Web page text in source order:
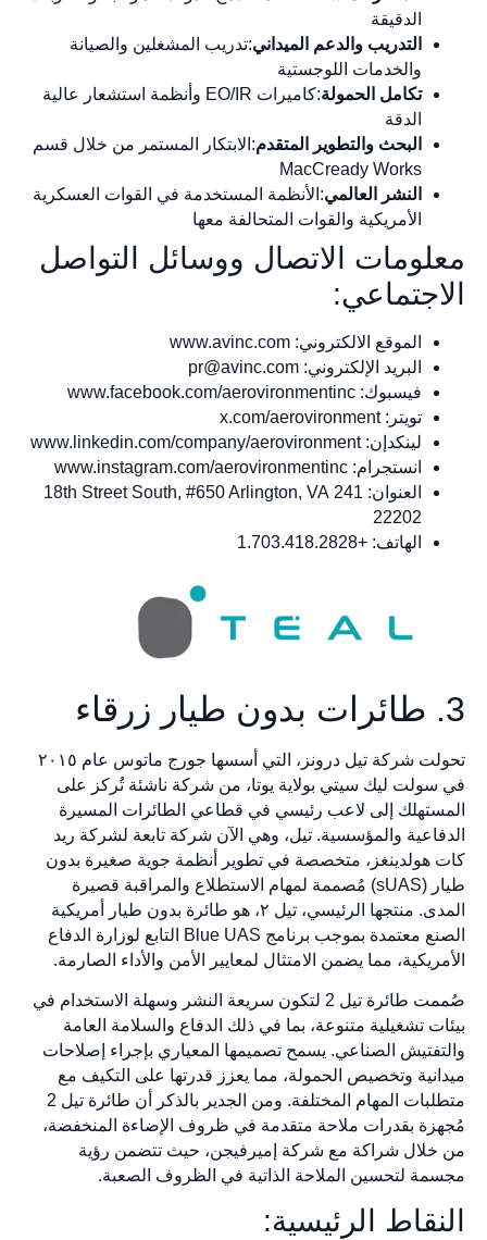
الدقيقة
التدريب والدعم الميداني:تدريب المشغلين والصيانة
والخدمات اللوجستية
تكامل الحمولة
:كاميرات EO/IR وأنظمة استشعار عالية
الدقة
البحث والتطوير المتقدم:الابتكار المستمر من خلال قسم
MacCready Works
النشر العالمي:الأنظمة المستخدمة في القوات العسكرية
الأمريكية والقوات المتحالفة معها
معلومات الاتصال ووسائل التواصل
الاجتماعي:
الموقع الالكتروني: www.avinc.com
البريد الإلكتروني: pr@avinc.com
فيسبوك: www.facebook.com/aerovironmentinc
تويتر: x.com/aerovironment
لينكدإن: www.linkedin.com/company/aerovironment
انستجرام: www.instagram.com/aerovironmentinc
العنوان: 241 18th Street South, #650 Arlington, VA
22202
الهاتف: +1.703.418.2828
3. طائرات بدون طيار زرقاء
تحولت شركة تيل درونز، التي أسسها جورج ماتوس عام ٢٠١٥
في سولت ليك سيتي بولاية يوتا، من شركة ناشئة تُركز على
المستهلك إلى لاعب رئيسي في قطاعي الطائرات المسيرة
الدفاعية والمؤسسية. تيل، وهي الآن شركة تابعة لشركة ريد
كات هولدينغز، متخصصة في تطوير أنظمة جوية صغيرة بدون
طيار (sUAS) مُصممة لمهام الاستطلاع والمراقبة قصيرة
المدى. منتجها الرئيسي، تيل ٢، هو طائرة بدون طيار أمريكية
الصنع معتمدة بموجب برنامج Blue UAS التابع لوزارة الدفاع
الأمريكية، مما يضمن الامتثال لمعايير الأمن والأداء الصارمة.
صُممت طائرة تيل 2 لتكون سريعة النشر وسهلة الاستخدام في
بيئات تشغيلية متنوعة، بما في ذلك الدفاع والسلامة العامة
والتفتيش الصناعي. يسمح تصميمها المعياري بإجراء إصلاحات
ميدانية وتخصيص الحمولة، مما يعزز قدرتها على التكيف مع
متطلبات المهام المختلفة. ومن الجدير بالذكر أن طائرة تيل 2
مُجهزة بقدرات ملاحة متقدمة في ظروف الإضاءة المنخفضة،
من خلال شراكة مع شركة إميرفيجن، حيث تتضمن رؤية
مجسمة لتحسين الملاحة الذاتية في الظروف الصعبة.
النقاط الرئيسية: